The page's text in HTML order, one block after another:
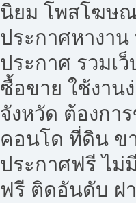
นิยม โพสโฆษ
ประกาศหางาน
ประกาศ รวมเ
ซื้อขาย ใช้งาน
จังหวัด ต้องกา
คอนโด ที่ดิน ข
ประกาศฟรี ไม่
ฟรี ติดอันดับ ฝ